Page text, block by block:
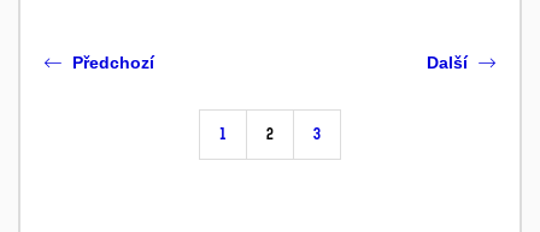
Předchozí
1 2 3
Další